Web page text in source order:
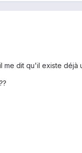
dit qu'il existe déjà